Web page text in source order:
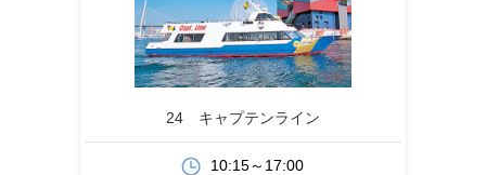
24 キャプテンライン
10:15～17:00